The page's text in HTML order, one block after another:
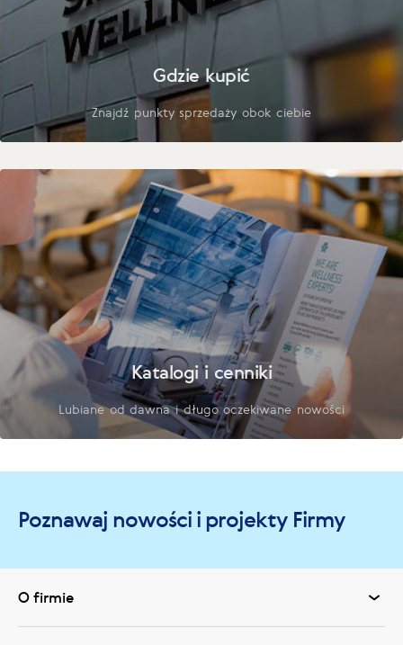
Gdzie kupić
Znajdź punkty sprzedaży obok ciebie
Katalogi i cenniki
Lubiane od dawna i długo oczekiwane nowości
Poznawaj nowości i projekty Firmy
O firmie